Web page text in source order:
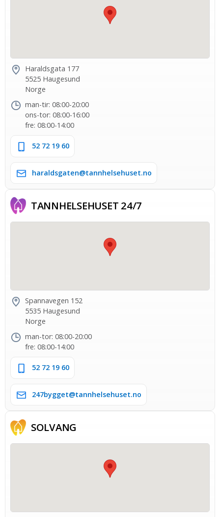
Haraldsgata 177
5525 Haugesund
Norge
man-tir: 08:00-20:00
ons-tor: 08:00-16:00
fre: 08:00-14:00
52 72 19 60
haraldsgaten@tannhelsehuset.no
TANNHELSE­HUSET 24/7
Spannavegen 152
5535 Haugesund
Norge
man-tor: 08:00-20:00
fre: 08:00-14:00
52 72 19 60
247bygget@tannhelsehuset.no
SOLVANG